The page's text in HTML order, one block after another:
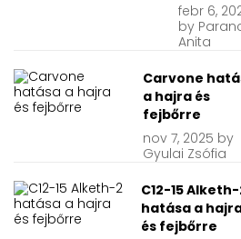
febr 6,
by
Anita
Carvone
a hajra és
fejbőrre
nov 7, 2025 by
Gyulai Zsófia
C12-15
hatása a
és fejbőrre